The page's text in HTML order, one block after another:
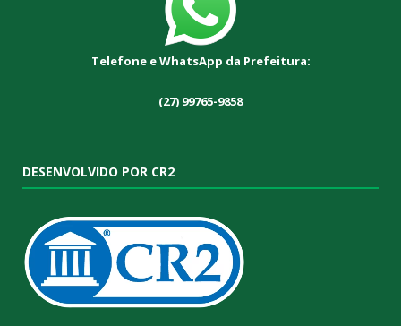
Telefone e WhatsApp da Prefeitura:
(27) 99765-9858
DESENVOLVIDO POR CR2